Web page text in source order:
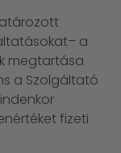
a
megtartása
a Szolgáltató
fizeti